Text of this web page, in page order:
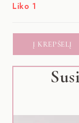
Liko 1
Į KREPŠELĮ